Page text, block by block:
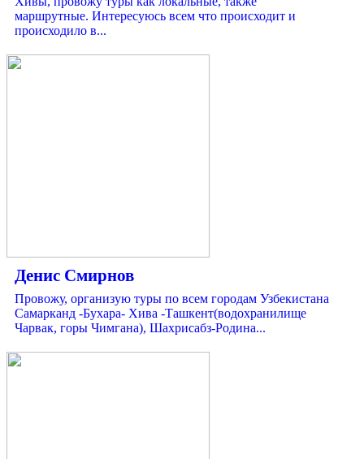
маршрутные. Интересуюсь всем что происходит и
происходило в...
Денис Смирнов
Провожу, организую туры по всем городам Узбекистана
Самарканд -Бухара- Хива -Ташкент(водохранилище
Чарвак, горы Чимгана), Шахрисабз-Родина...